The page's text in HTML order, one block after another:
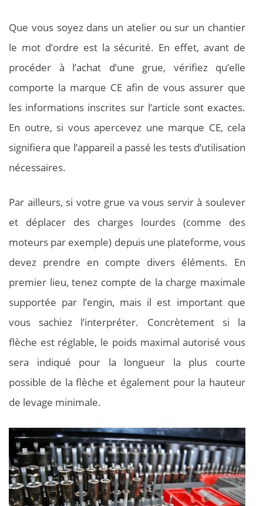
Que vous soyez dans un atelier ou sur un chantier
le mot d’ordre est la sécurité. En effet, avant de
procéder à l’achat d’une grue, vérifiez qu’elle
comporte la marque CE afin de vous assurer que
les informations inscrites sur l’article sont exactes.
En outre, si vous apercevez une marque CE, cela
signifiera que l’appareil a passé les tests d’utilisation
nécessaires.
Par ailleurs, si votre grue va vous servir à soulever
et déplacer des charges lourdes (comme des
moteurs par exemple) depuis une plateforme, vous
devez prendre en compte divers éléments. En
premier lieu, tenez compte de la charge maximale
supportée par l’engin, mais il est important que
vous sachiez l’interpréter. Concrètement si la
flèche est réglable, le poids maximal autorisé vous
sera indiqué pour la longueur la plus courte
possible de la flèche et également pour la hauteur
de levage minimale.